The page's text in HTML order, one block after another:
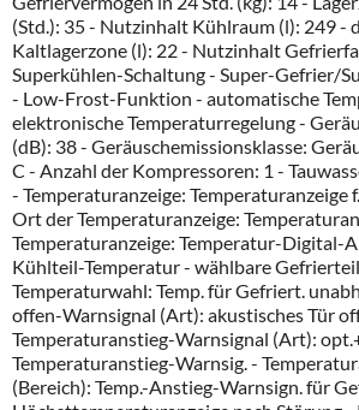
(Std.): 35 - Nutzinhalt Kühlraum (l): 249 -
Kaltlagerzone (l): 22 - Nutzinhalt
Superkühlen-Schaltung - Super-Gefrier/
- Low-Frost-Funktion - automatische
elektronische Temperaturregelung -
(dB): 38 - Geräuschemissionsklasse:
C - Anzahl der Kompressoren: 1 -
- Temperaturanzeige: Temperaturanzeige
Ort der Temperaturanzeige:
Temperaturanzeige: Temperatur-Digital-
Kühlteil-Temperatur - wählbare
Temperaturwahl: Temp. für Gefriert.
offen-Warnsignal (Art): akustisches Tür
Temperaturanstieg-Warnsignal (Art):
Temperaturanstieg-Warnsig. -
(Bereich): Temp.-Anstieg-Warnsign. für